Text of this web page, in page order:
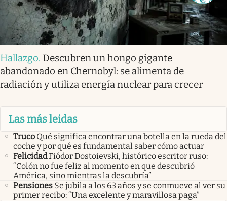
Hallazgo. Descubren un hongo gigante
abandonado en Chernobyl: se alimenta de
radiación y utiliza energía nuclear para crecer
Las más leidas
Truco Qué significa encontrar una botella en la rueda del
coche y por qué es fundamental saber cómo actuar
FelicidadFiódor Dostoievski, histórico escritor ruso:
“Colón no fue feliz al momento en que descubrió
América, sino mientras la descubría”
Pensiones Se jubila a los 63 años y se conmueve al ver su
primer recibo: “Una excelente y maravillosa paga”